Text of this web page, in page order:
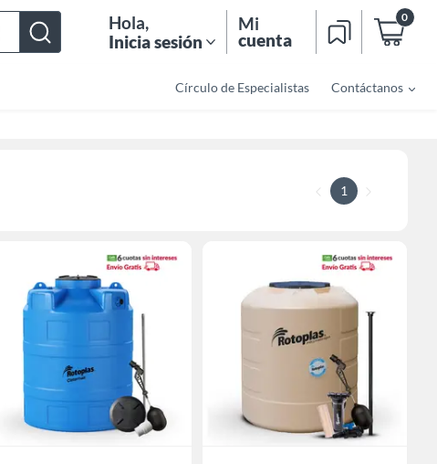
Hola,
Inicia sesión
Mi
cuenta
0
Círculo de Especialistas Contáctanos
1